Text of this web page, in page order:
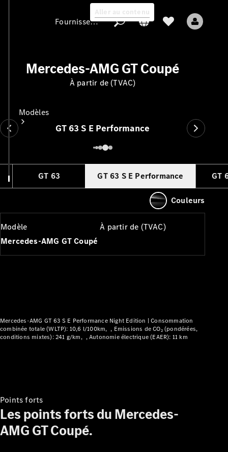
Modèles
Modèles électriques
Modèles Plug-in Hybrid
Tous les
Classe
C
Berline
Électrique
EQE
Fournisseur / Protection des données
Mercedes-AMG GT Coupé
À partir de (TVAC)
GT 63 S E Performance
GT 63 GT 63 S E Performance GT
Couleurs
Modèle
Mercedes-AMG GT Coupé
À partir de (TVAC)
Mercedes-AMG GT 63 S E Performance Night Edition |Consommation
combinée totale (WLTP): 10,6 l/100km
Emissions de CO₂ (pondérées,
conditions mixtes): 241 g/km
Autonomie électrique (EAER): 11 km
Points forts
Les points forts du Mercedes-
AMG GT Coupé.